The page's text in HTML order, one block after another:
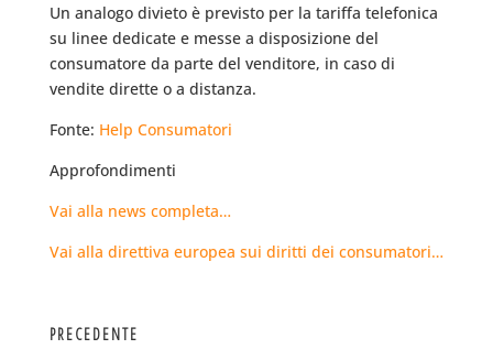
Un analogo divieto è previsto per la tariffa telefonica
su linee dedicate e messe a disposizione del
consumatore da parte del venditore, in caso di
vendite dirette o a distanza.
Fonte: Help Consumatori
Approfondimenti
Vai alla news completa…
Vai alla direttiva europea sui diritti dei consumatori…
PRECEDENTE